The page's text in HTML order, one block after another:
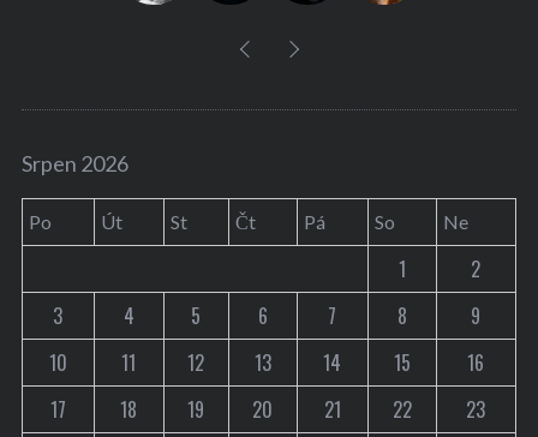
Srpen 2026
Po Út St Čt Pá So Ne
1
2
3
4 5 6 7 8
9
10
11 12 13 14 15
16
17
18 19 20 21 22 23